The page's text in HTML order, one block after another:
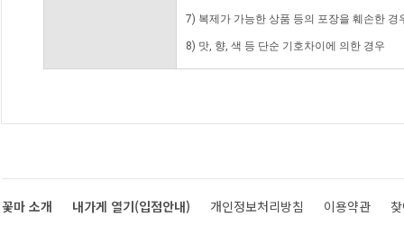
7) 복제가 가능한 상품 등의 포장을 훼손한 경
8) 맛, 향, 색 등 단순 기호차이에 의한 경우
꽃마 소개 내가게 열기(입점안내) 개인정보처리방침 이용약관